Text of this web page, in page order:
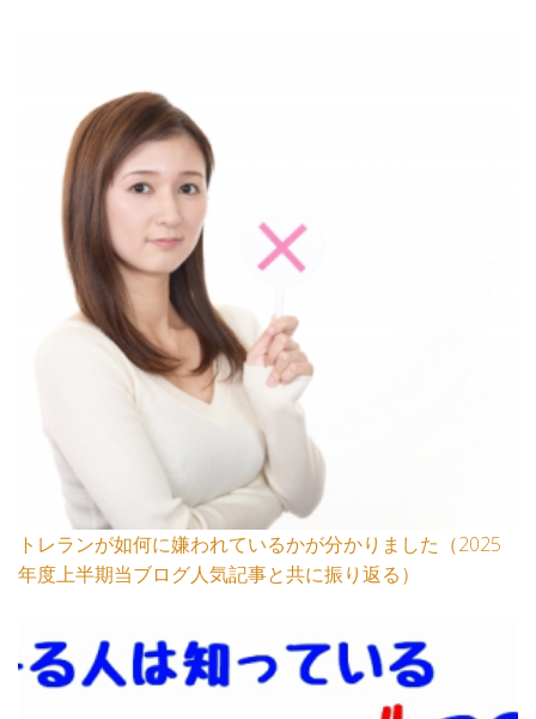
トレランが如何に嫌われているかが分かりました（2025
年度上半期当ブログ人気記事と共に振り返る）